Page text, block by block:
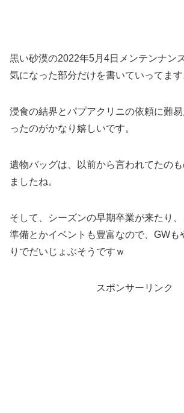
黒い砂漠の2022年5月4日メンテンナン
気になった部分だけを書いていってます
浸食の結界とパプアクリニの依頼に難
ったのがかなり嬉しいです。
遺物バッグは、以前から言われてたの
ましたね。
そして、シーズンの早期卒業が来たり
準備とかイベントも豊富なので、GWも
りでだいじょぶそうですｗ
スポンサーリンク